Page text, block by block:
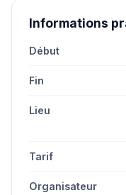
Informations
Début
Fin
Lieu
Tarif
Organisateur